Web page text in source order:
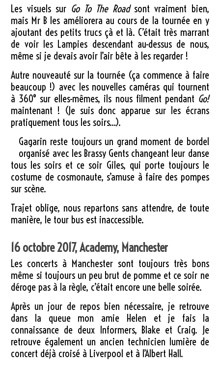
Les visuels sur Go To The Roadsont vraiment bien,
mais Mr B les améliorera au cours de la tournée en y
ajoutant des petits trucs çà et là. C’était très marrant
de voir les Lampies descendant au-dessus de nous,
même si je devais avoir l’air bête à les regarder !
Autre nouveauté sur la tournée (ça commence à faire
beaucoup !) avec les nouvelles caméras qui tournent
à 360° sur elles-mêmes, ils nous filment pendant Go!
maintenant ! (Je suis donc apparue sur les écrans
pratiquement tous les soirs…).
Gagarin reste toujours un grand moment de bordel
organisé avec les Brassy Gents changeant leur danse
tous les soirs et ce soir Giles, qui porte toujours le
costume de cosmonaute, s’amuse à faire des pompes
sur scène.
Trajet oblige, nous repartons sans attendre, de toute
manière, le tour bus est inaccessible.
16 octobre 2017, Academy, Manchester
Les concerts à Manchester sont toujours très bons
même si toujours un peu brut de pomme et ce soir ne
déroge pas à la règle, c’était encore une belle soirée.
Après un jour de repos bien nécessaire, je retrouve
dans la queue mon amie Helen et je fais la
connaissance de deux Informers, Blake et Craig. Je
retrouve également un ancien technicien lumière de
concert déjà croisé à Liverpool et à l’Albert Hall.